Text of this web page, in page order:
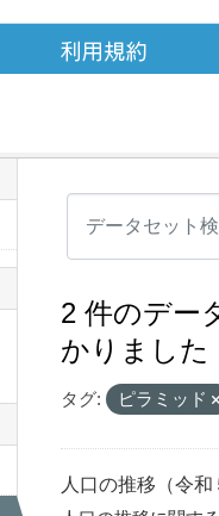
2 件のデー
かりました
タグ: ピラミッド
人口の推移（令和